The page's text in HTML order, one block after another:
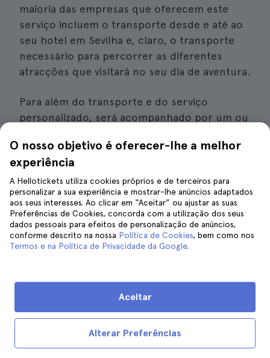
maioria das empresas que oferecem este
serviço incluem o transporte desde e até ao
seu hotel em Sevilha e, claro, o transporte
necessário para percorrer as diferentes
atracções que visitará no seu dia de aventura.
Para além do transporte e do serviço
personalizado, será acompanhado por um ou
É importante ter em conta que este tipo de
experiência é oferecido com guias em várias
línguas, como o espanhol, o inglês e o
português, por isso, se tiver amigos de
outras nacionalidades a viajar para Sevilha,
não hesite em recomendá-lo.
pagamento final, no entanto, entre as
atracções ou pontos de interesse que podem
ser normalmente vistos durante a excursão
deste tipo estão: uma visita ao centro
O nosso objetivo é oferecer-lhe a melhor
experiência
A Hellotickets utiliza cookies próprios e de terceiros para
personalizar a sua experiência e mostrar-lhe anúncios adaptados
aos seus interesses. Ao clicar em “Aceitar” ou ajustar as suas
Preferências de Cookies, concorda com a utilização dos seus
dados pessoais para efeitos de personalização de anúncios,
conforme descrito na nossa Política de Cookies, bem como nos
Termos e na Política de Privacidade da Google.
Alterar Preferências
Aceitar